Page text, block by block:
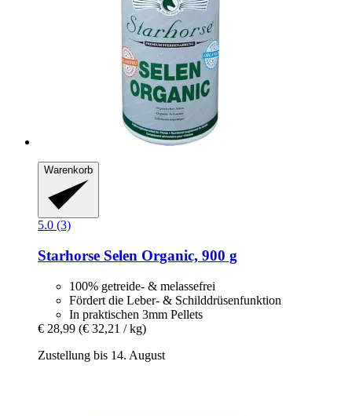
Warenkorb
5.0 (3)
Starhorse Selen Organic, 900 g
100% getreide- & melassefrei
Fördert die Leber- & Schilddrüsenfunktion
In praktischen 3mm Pellets
€ 28,99 (€ 32,21 / kg)
Zustellung bis 14. August